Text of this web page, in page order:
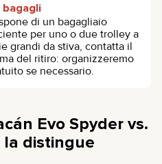
bagagli
di un bagagliaio
per uno o due trolley a
grandi da stiva, contatta il
del ritiro: organizzeremo
se necessario.
Evo Spyder vs.
la distingue